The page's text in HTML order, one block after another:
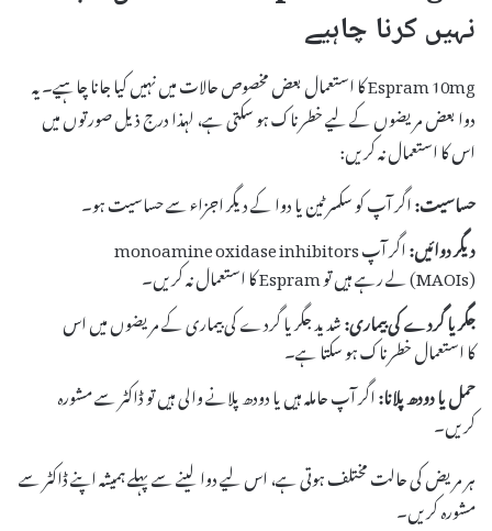
نہیں کرنا چاہیے
Espram 10mg کا استعمال بعض مخصوص حالات میں نہیں کیا جانا چاہیے۔ یہ
دوا بعض مریضوں کے لیے خطرناک ہو سکتی ہے، لہذا درج ذیل صورتوں میں
اس کا استعمال نہ کریں:
حساسیت:اگر آپ کو سکسرٹین یا دوا کے دیگر اجزاء سے حساسیت ہو۔
دیگر دوائیں:
اگر آپ monoamine oxidase inhibitors
(MAOIs) لے رہے ہیں تو Espram کا استعمال نہ کریں۔
جگر یا گردے کی بیماری:شدید جگر یا گردے کی بیماری کے مریضوں میں اس
کا استعمال خطرناک ہو سکتا ہے۔
حمل یا دودھ پلانا:اگر آپ حاملہ ہیں یا دودھ پلانے والی ہیں تو ڈاکٹر سے مشورہ
کریں۔
ہر مریض کی حالت مختلف ہوتی ہے، اس لیے دوا لینے سے پہلے ہمیشہ اپنے ڈاکٹر سے
مشورہ کریں۔